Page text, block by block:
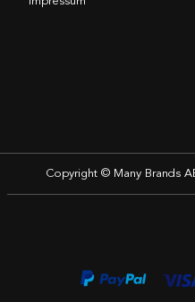
Copyright © Many Brands